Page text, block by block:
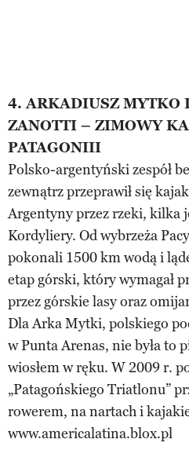
4. ARKADIUSZ MYTKO
ZANOTTI – ZIMOWY
PATAGONIII
Polsko-argentyński zespół
zewnątrz przeprawił się
Argentyny przez rzeki, kilka
Kordyliery. Od wybrzeża
pokonali 1500 km wodą i
etap górski, który wymagał
przez górskie lasy oraz
Dla Arka Mytki, polskiego
w Punta Arenas, nie była to
wiosłem w ręku. W 2009 r.
„Patagońskiego Triatlonu”
rowerem, na nartach i
www.americalatina.blox.pl